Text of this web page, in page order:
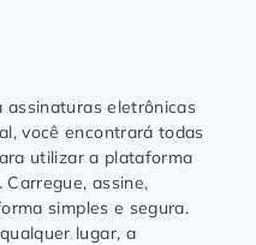
assinaturas eletrônicas
você encontrará todas
utilizar a plataforma
assine,
simples e segura.
lugar, a